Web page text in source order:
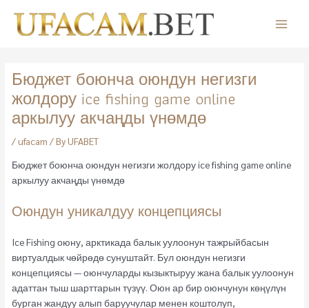
content
Main
Бюджет боюнча оюндун негизги
жолдору ice fishing game online
аркылуу акчаңды үнөмдө
/ufacam / ByUFABET
Бюджет боюнча оюндун негизги жолдору ice fishing game online
аркылуу акчаңды үнөмдө
Оюндун уникалдуу концепциясы
Ice Fishing оюну, арктикада балык уулоонун тажрыйбасын
виртуалдык чөйрөдө сунуштайт. Бул оюндун негизги
концепциясы — оюнчуларды кызыктыруу жана балык уулоонун
адаттан тыш шарттарын түзүү. Оюн ар бир оюнчунун көңүлүн
бурган жандуу алып баруучулар менен коштолуп,